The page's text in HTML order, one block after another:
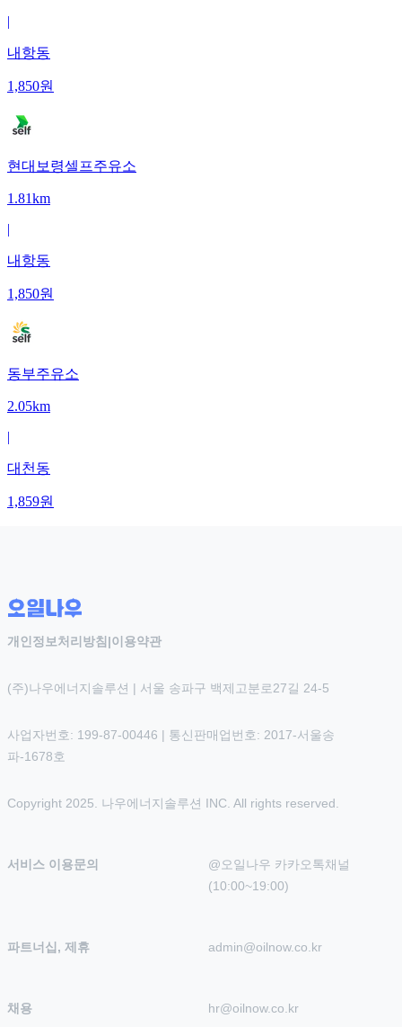
|
내항동
1,850원
현대보령셀프주유소
1.81km
|
내항동
1,850원
동부주유소
2.05km
|
대천동
1,859원
개인정보처리방침 |이용약관
(주)나우에너지솔루션 | 서울 송파구 백제고분로27길 24-5
사업자번호: 199-87-00446 | 통신판매업번호: 2017-서울송
파-1678호
Copyright 2025. 나우에너지솔루션 INC. All rights reserved.
서비스 이용문의
@오일나우 카카오톡채널
(10:00~19:00)
파트너십, 제휴 admin@oilnow.co.kr
채용 hr@oilnow.co.kr